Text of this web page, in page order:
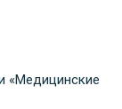
«Медицинские